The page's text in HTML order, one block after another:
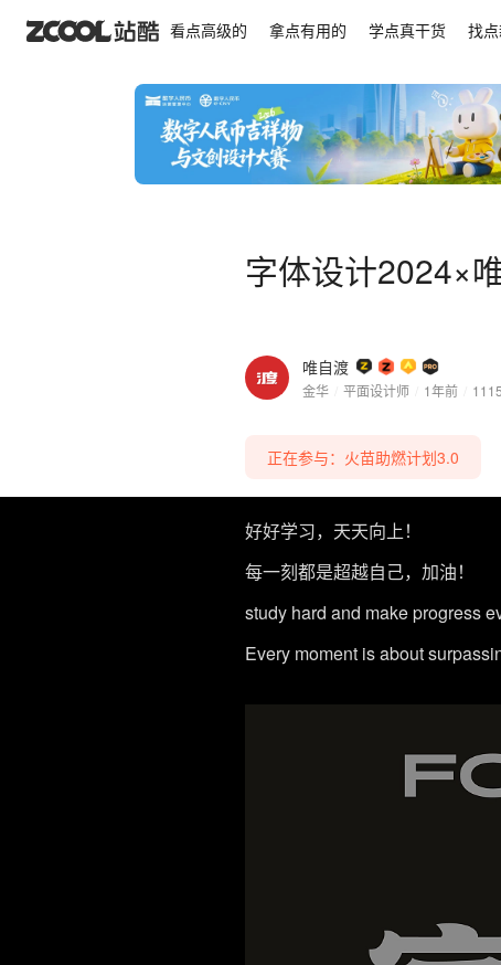
看点高级的 拿点有用的 学点真干货 找
字体设计2024×
唯自渡
金华 平面设计师 1年前
字体设计2024×唯自渡 | 渐入佳境
正在参与：火苗助燃计划3.0
好好学习，天天向上！
每一刻都是超越自己，加油！
study hard and make progress
Every moment is about